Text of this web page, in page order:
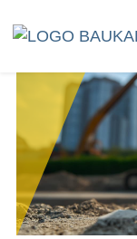
VERBAND
MITGLIEDER
FIRMEN